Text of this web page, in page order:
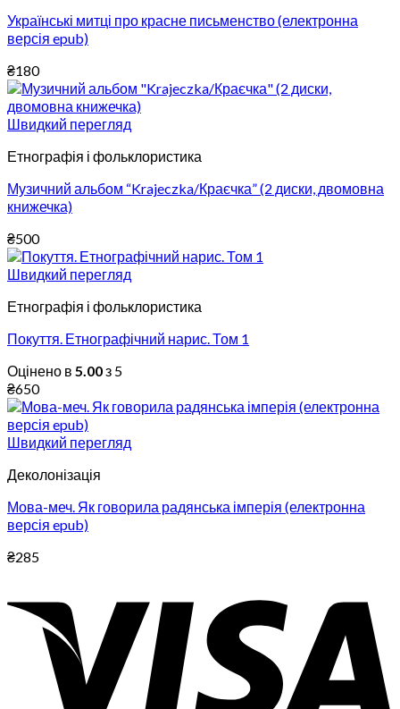
Українські митці про красне письменство (електронна
версія epub)
₴180
Швидкий перегляд
Етнографія і фольклористика
Музичний альбом “Krajeczka/Краєчка” (2 диски, двомовна
книжечка)
₴500
Швидкий перегляд
Етнографія і фольклористика
Покуття. Етнографічний нарис. Том 1
Оцінено в 5.00з 5
₴650
Швидкий перегляд
Деколонізація
Мова-меч. Як говорила радянська імперія (електронна
версія epub)
₴285